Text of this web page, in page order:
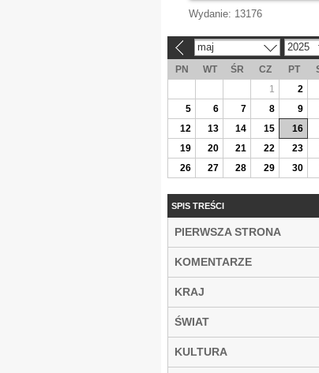
Wydanie: 13176
maj 2025
PN WT ŚR CZ PT
1
2
5
6 7 8 9
12
13 14 15 16
19
20 21 22 23
26
27 28 29 30
SPIS TREŚCI
PIERWSZA STRONA
KOMENTARZE
KRAJ
ŚWIAT
KULTURA